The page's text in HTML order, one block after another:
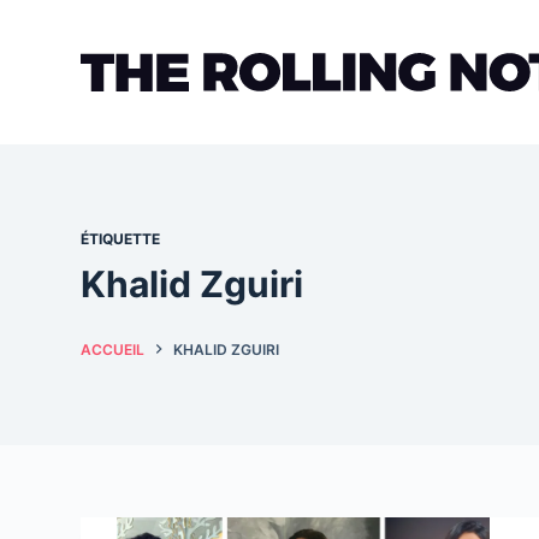
ÉTIQUETTE
Khalid Zguiri
ACCUEIL KHALID ZGUIRI